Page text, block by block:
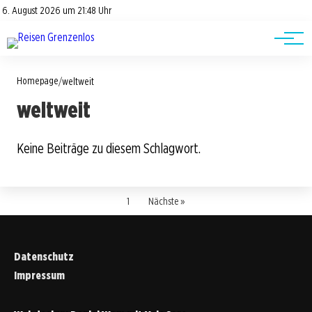
6. August 2026 um 21:48 Uhr
Datenschutz
Road Trips
Reisetipps
Homepage/weltweit
weltweit
Keine Beiträge zu diesem Schlagwort.
1 Nächste »
Datenschutz
Impressum